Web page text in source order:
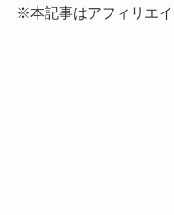
※本記事はアフィリエイ